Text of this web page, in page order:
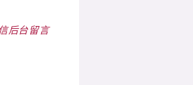
后台留言